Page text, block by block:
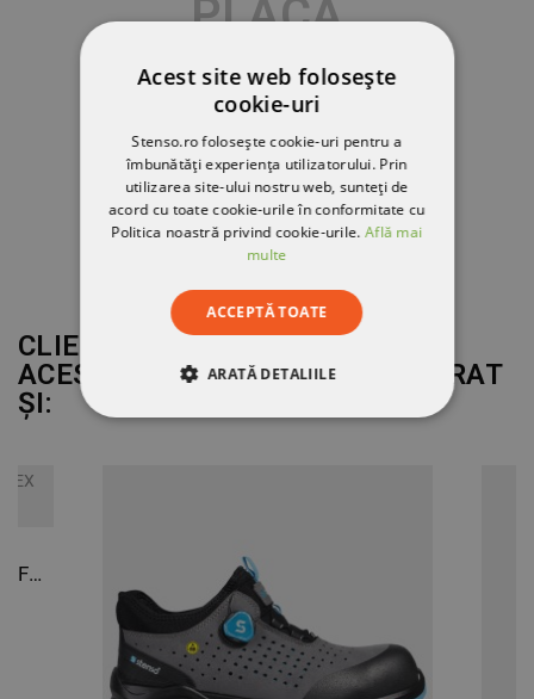
PLACĂ
CLIENȚII CARE AU CUMPĂRAT
ACEST PRODUS AU MAI CUMPĂRAT
ȘI:
Pantaloni de lucru MAX NEO REFLEX ALBASTRU
Acest site web folosește
cookie-uri
Stenso.ro folosește cookie-uri pentru a
îmbunătăți experiența utilizatorului. Prin
utilizarea site-ului nostru web, sunteți de
acord cu toate cookie-urile în conformitate cu
Politica noastră privind cookie-urile.Află mai
multe
ACCEPTĂ TOATE
ARATĂ DETALIILE
DE FUNCŢIONALITATE
NECLASIFICATE